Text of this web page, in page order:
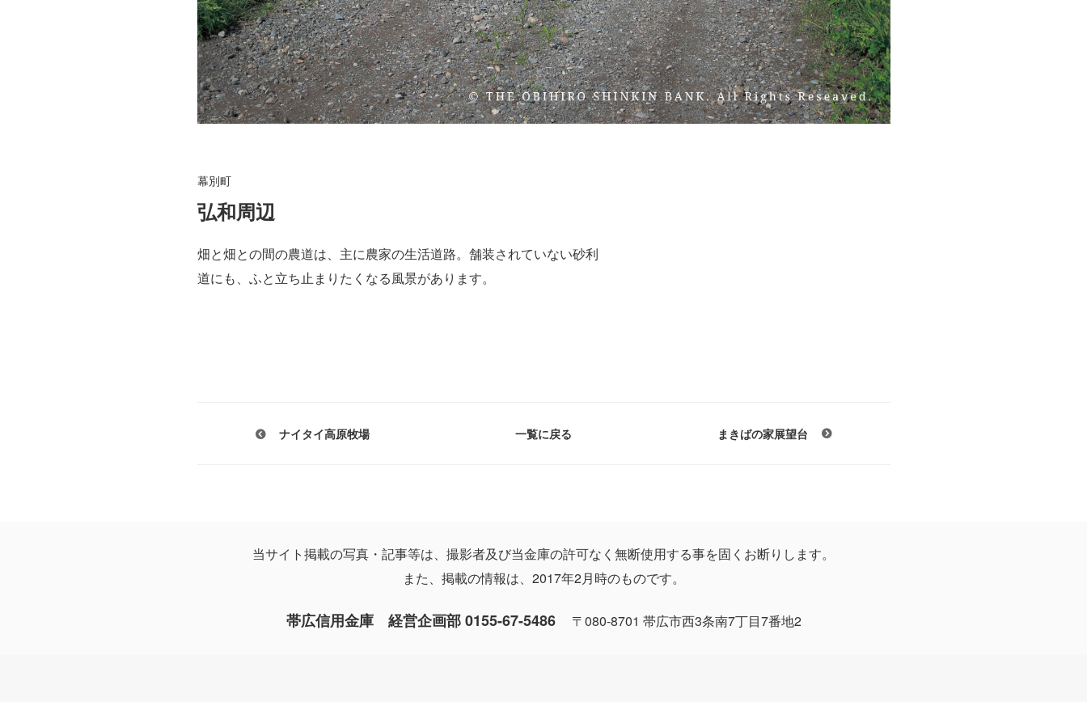
幕別町
弘和周辺
畑と畑との間の農道は、主に農家の生活道路。舗装されていない砂利
道にも、ふと立ち止まりたくなる風景があります。
ナイタイ高原牧場 一覧に戻る まきばの家展望台
当サイト掲載の写真・記事等は、撮影者及び当金庫の許可なく無断使用する事を固くお断りします。
また、掲載の情報は、2017年2月時のものです。
帯広信用金庫 経営企画部 0155-67-5486 〒080-8701 帯広市西3条南7丁目7番地2